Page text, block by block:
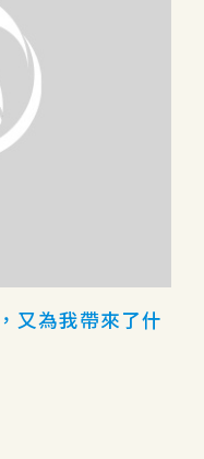
又為我帶來了什